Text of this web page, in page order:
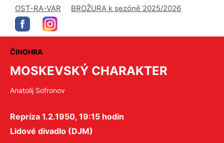
OST-RA-VAR
BROŽURA k sezóně 2025/2026
ČINOHRA
MOSKEVSKÝ CHARAKTER
Anatolij Sofronov
Repríza 1.2.1950, 19:15 hodin
Lidové divadlo (DJM)